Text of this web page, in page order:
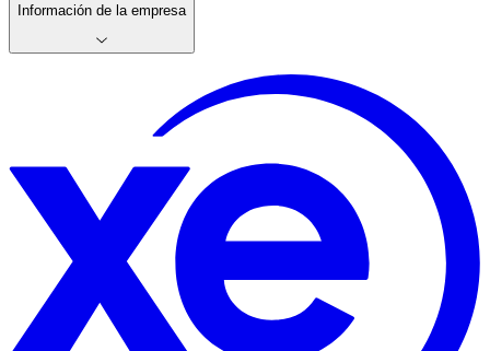
Información de la empresa